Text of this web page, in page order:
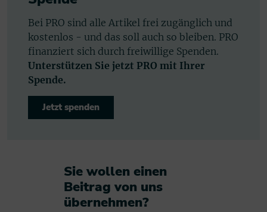
Bei PRO sind alle Artikel frei zugänglich und
kostenlos - und das soll auch so bleiben. PRO
finanziert sich durch freiwillige Spenden.
Unterstützen Sie jetzt PRO mit Ihrer
Spende.
Jetzt spenden
Sie wollen einen
Beitrag von uns
übernehmen?​